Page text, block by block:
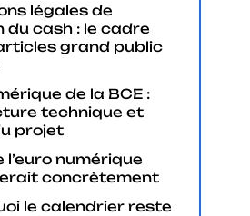
légales de
du cash : le cadre
grand public
de la BCE :
technique et
projet
l’euro numérique
concrètement
le calendrier reste